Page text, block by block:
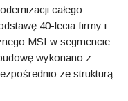
całego
40-lecia firmy i
MSI w segmencie
wykonano z
ze strukturą